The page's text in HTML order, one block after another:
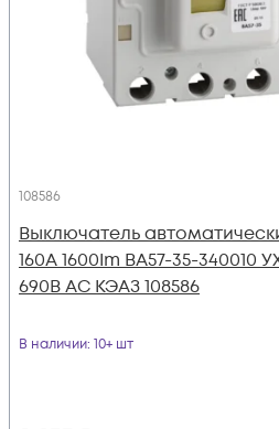
108586
Выключатель
160А 1600Im ВА57-35-340010
690В AC КЭАЗ 108586
В наличии: 10+ шт